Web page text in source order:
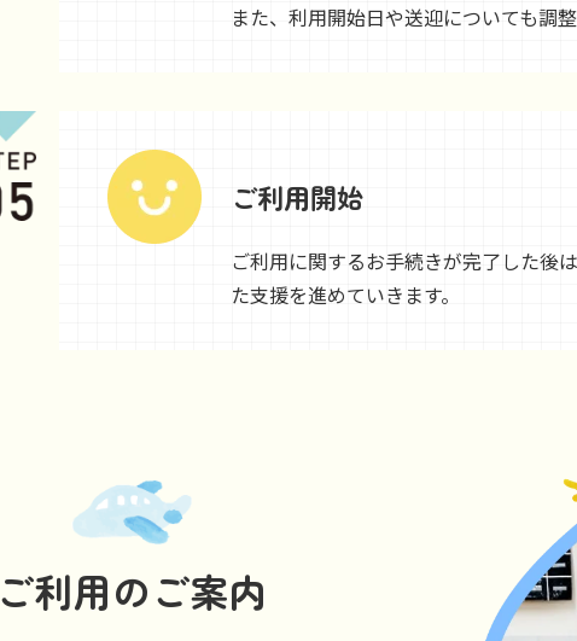
また、利用開始日や送迎についても調
ご利用開始
ご利用に関するお手続きが完了した後
た支援を進めていきます。
ご利用のご案内